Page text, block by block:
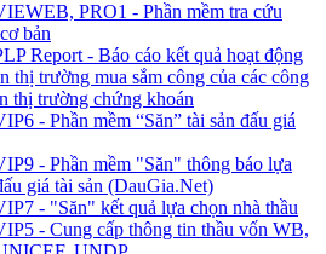
PRO1 - Phần mềm tra cứu
bản
Report - Báo cáo kết quả hoạt động
thị trường mua sắm công của các công
thị trường chứng khoán
- Phần mềm “Săn” tài sản đấu giá
- Phần mềm "Săn" thông báo lựa
giá tài sản (DauGia.Net)
- "Săn" kết quả lựa chọn nhà thầu
- Cung cấp thông tin thầu vốn WB,